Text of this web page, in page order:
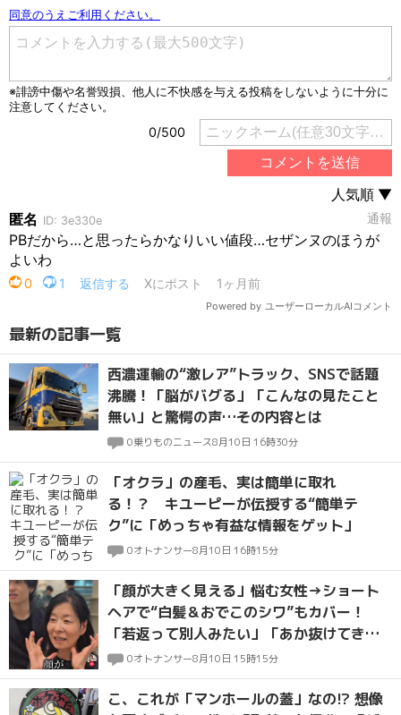
最新の記事一覧
西濃運輸の“激レア”トラック、SNSで話題
沸騰！「脳がバグる」「こんなの見たこと
無い」と驚愕の声…その内容とは
0乗りものニュース8月10日 16時30分
「オクラ」の産毛、実は簡単に取れ
る！？ キユーピーが伝授する“簡単テ
ク”に「めっちゃ有益な情報をゲット」
0オトナンサー8月10日 16時15分
「顔が大きく見える」悩む女性→ショート
ヘアで“白髪＆おでこのシワ”もカバー！
「若返って別人みたい」「あか抜けてきれ
い」称賛の声
0オトナンサー8月10日 15時15分
こ、これが「マンホールの蓋」なの!? 想像